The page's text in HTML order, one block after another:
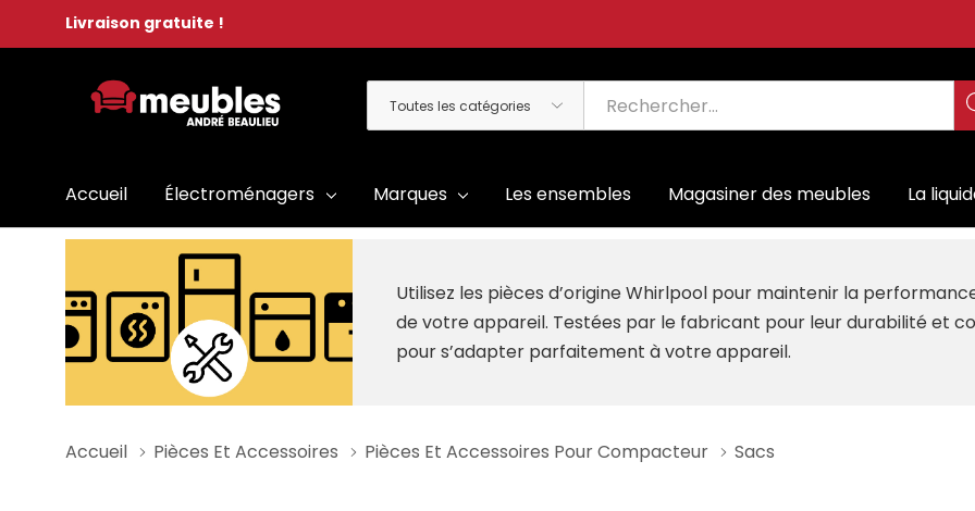
Livraison gratuite !
Toutes
les
Rechercher
Accueil Électroménagers Marques Les ensembles Magasiner des meubles La
Utilisez les pièces d’origine Whirlpool pour maintenir la
de votre appareil. Testées par le fabricant pour leur durabilité et
pour s’adapter parfaitement à votre appareil.
Accueil Pièces Et Accessoires Pièces Et Accessoires Pour Compacteur Sacs